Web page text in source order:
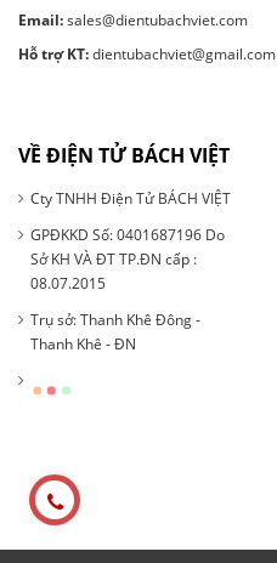
Email:sales@dientubachviet.com
Hỗ trợ KT:dientubachviet@gmail.com
VỀ ĐIỆN TỬ BÁCH VIỆT
Cty TNHH Điện Tử BÁCH VIỆT
GPĐKKD Số: 0401687196 Do
Sở KH VÀ ĐT TP.ĐN cấp :
08.07.2015
Trụ sở: Thanh Khê Đông -
Thanh Khê - ĐN